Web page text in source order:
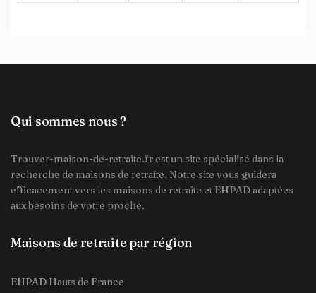
Qui sommes nous ?
Trouver-maison-de-retraite.fr est un site spécialisé dans la
recherche de maisons de retraite. Notre site vous guidera
efficacement vers les maisons de retraite et EHPAD adaptées
aux besoins de votre proche.
Maisons de retraite par région
EHPAD Hauts de France